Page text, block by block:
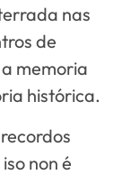
nas
de
memoria
histórica.
non é